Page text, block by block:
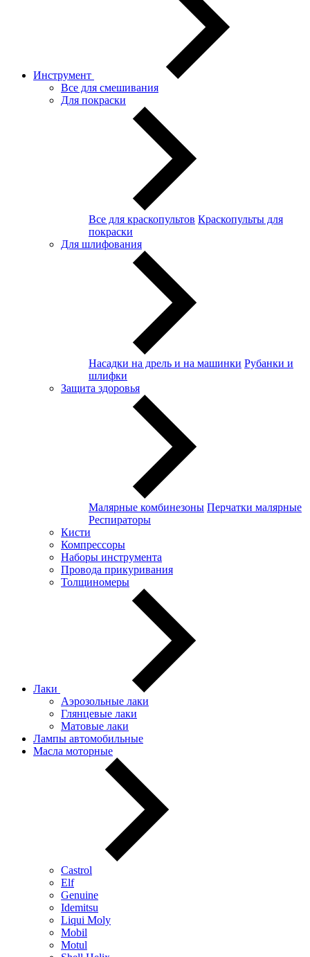
Инструмент
Все для смешивания
Для покраски
Все для краскопультов Краскопульты для
покраски
Для шлифования
Насадки на дрель и на машинки Рубанки и
шлифки
Защита здоровья
Малярные комбинезоны Перчатки малярные
Респираторы
Кисти
Компрессоры
Наборы инструмента
Провода прикуривания
Толщиномеры
Лаки
Аэрозольные лаки
Глянцевые лаки
Матовые лаки
Лампы автомобильные
Масла моторные
Castrol
Elf
Genuine
Idemitsu
Liqui Moly
Mobil
Motul